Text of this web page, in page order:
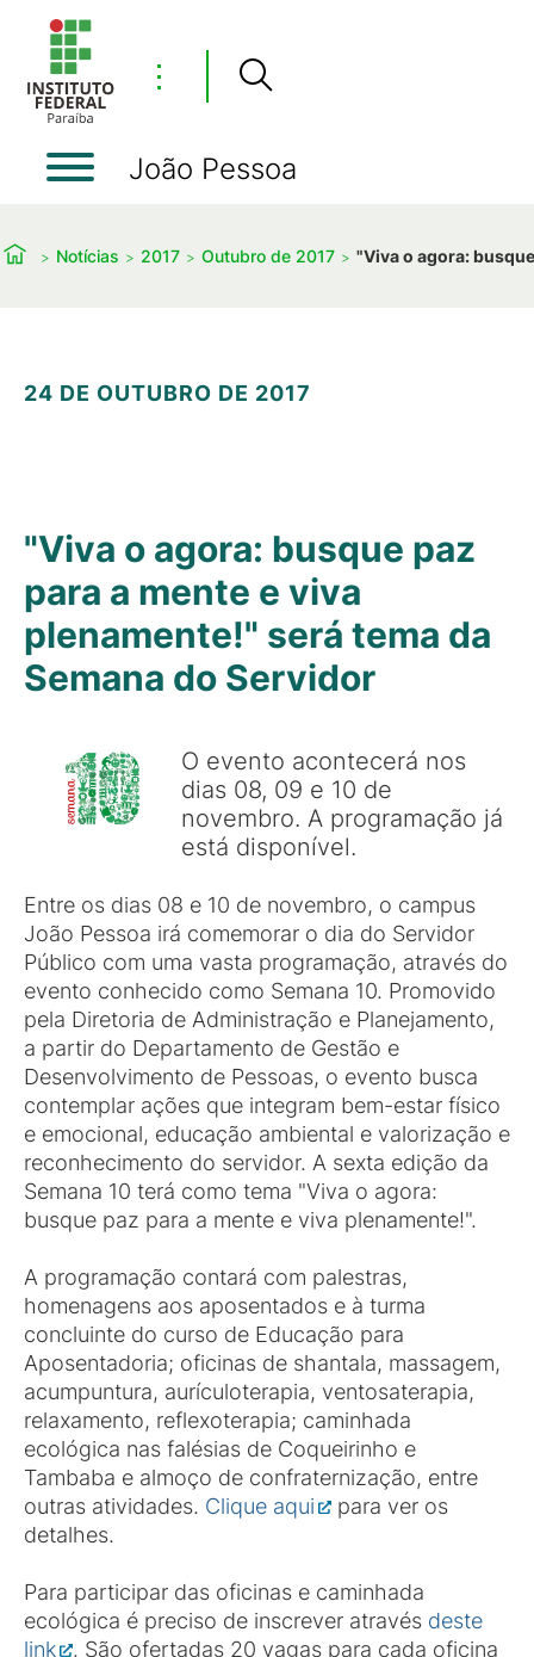
⋮
João Pessoa
Notícias 2017 Outubro de 2017 "Viva o agora:
24 DE OUTUBRO DE 2017
"Viva o agora: busque paz
para a mente e viva
plenamente!" será tema da
Semana do Servidor
O evento acontecerá nos
dias 08, 09 e 10 de
novembro. A programação já
está disponível.
Entre os dias 08 e 10 de novembro, o campus
João Pessoa irá comemorar o dia do Servidor
Público com uma vasta programação, através do
evento conhecido como Semana 10. Promovido
pela Diretoria de Administração e Planejamento,
a partir do Departamento de Gestão e
Desenvolvimento de Pessoas, o evento busca
contemplar ações que integram bem-estar físico
e emocional, educação ambiental e valorização e
reconhecimento do servidor. A sexta edição da
Semana 10 terá como tema "Viva o agora:
busque paz para a mente e viva plenamente!".
A programação contará com palestras,
homenagens aos aposentados e à turma
concluinte do curso de Educação para
Aposentadoria; oficinas de shantala, massagem,
acumpuntura, aurículoterapia, ventosaterapia,
relaxamento, reflexoterapia; caminhada
ecológica nas falésias de Coqueirinho e
Tambaba e almoço de confraternização, entre
outras atividades. Clique aqui
para ver os
detalhes.
Para participar das oficinas e caminhada
ecológica é preciso de inscrever através deste
link
. São ofertadas 20 vagas para cada oficina